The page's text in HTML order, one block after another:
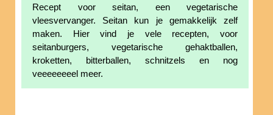
Recept voor seitan, een vegetarische
vleesvervanger. Seitan kun je gemakkelijk zelf
maken. Hier vind je vele recepten, voor
seitanburgers, vegetarische gehaktballen,
kroketten, bitterballen, schnitzels en nog
veeeeeeeel meer.